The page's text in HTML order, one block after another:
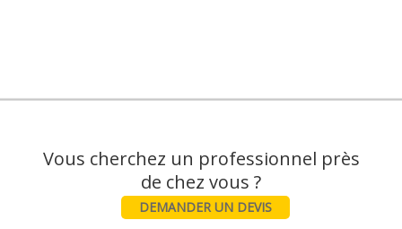
Vous cherchez un professionnel près
DEMANDER UN DEVIS